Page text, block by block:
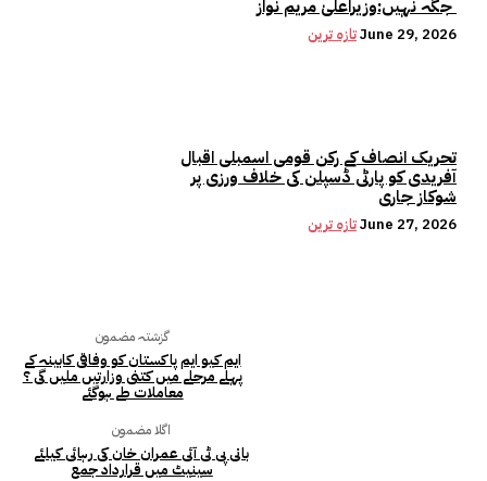
تازہ ترینJune 29, 2026
تحریک انصاف کے رکن قومی اسمبلی اقبال
آفریدی کو پارٹی ڈسپلن کی خلاف ورزی پر
شوکاز جاری
تازہ ترینJune 27, 2026
گزشتہ مضمون
ایم کیو ایم پاکستان کو وفاقی کابینہ کے
پہلے مرحلے میں کتنی وزارتیں ملیں گی ؟
معاملات طے ہوگئے
اگلا مضمون
بانی پی ٹی آئی عمران خان کی رہائی کیلئے
سینیٹ میں قرارداد جمع